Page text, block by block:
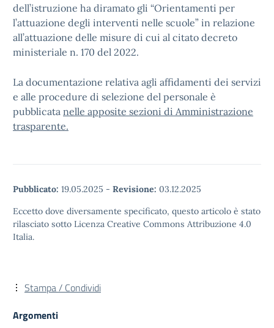
dell’istruzione ha diramato gli “Orientamenti per
l’attuazione degli interventi nelle scuole” in relazione
all’attuazione delle misure di cui al citato decreto
ministeriale n. 170 del 2022.
La documentazione relativa agli affidamenti dei servizi
e alle procedure di selezione del personale è
pubblicata nelle apposite sezioni di Amministrazione
trasparente.
Pubblicato: 19.05.2025 - Revisione: 03.12.2025
Eccetto dove diversamente specificato, questo articolo è stato
rilasciato sotto Licenza Creative Commons Attribuzione 4.0
Italia.
Stampa / Condividi
Argomenti